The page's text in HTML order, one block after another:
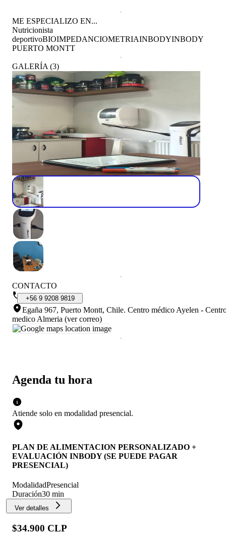
Agenda tu hora
Atiende solo en modalidad presencial.
PLAN DE ALIMENTACION PERSONALIZADO +
EVALUACIÓN INBODY (SE PUEDE PAGAR
PRESENCIAL)
ModalidadPresencial
Duración30 min
Ver detalles
$34.900 CLP
ME ESPECIALIZO EN...
Nutricionista
deportivoBIOIMPEDANCIOMETRIAINBODYINBODY
PUERTO MONTT
GALERÍA (3)
CONTACTO
+56 9 9208 9819
Egaña 967, Puerto Montt, Chile. Centro médico Ayelen -
medico Almeria (ver correo)